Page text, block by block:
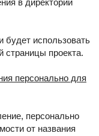
в директории
будет использовать
страницы проекта.
персонально для
персонально
от названия